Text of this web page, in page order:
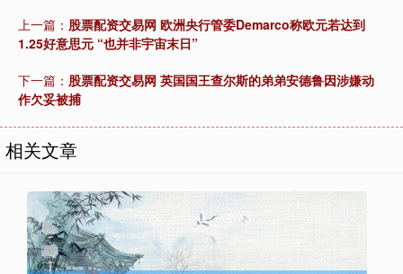
上一篇： 股票配资交易网 欧洲央行管委Demarco称欧元若达到
1.25好意思元 “也并非宇宙末日”
下一篇： 股票配资交易网 英国国王查尔斯的弟弟安德鲁因涉嫌动
作欠妥被捕
相关文章